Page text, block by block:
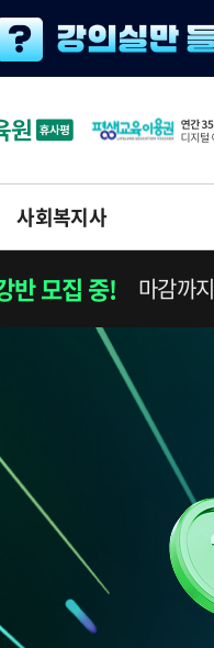
사회복지사
반 모집 중! 마감까